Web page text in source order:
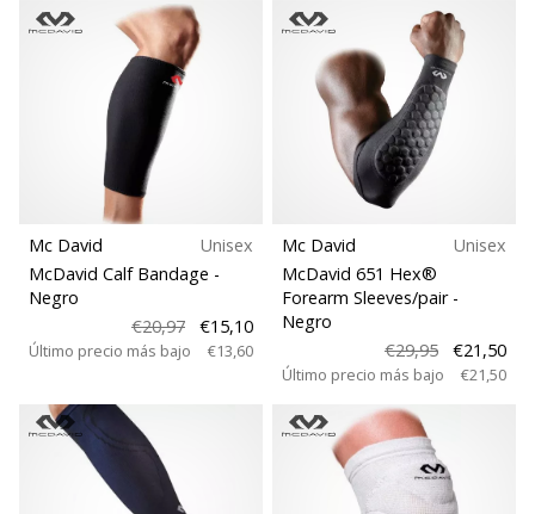
Mc David
Unisex
McDavid Calf Bandage -
Negro
€20,97
€15,10
Último precio más bajo €13,60
Mc David
Unisex
McDavid 651 Hex®
Forearm Sleeves/pair -
Negro
€29,95
€21,50
Último precio más bajo €21,50